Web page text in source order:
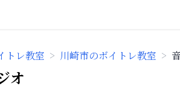
トレ教室 > 川崎市のボイトレ教室 >
オ